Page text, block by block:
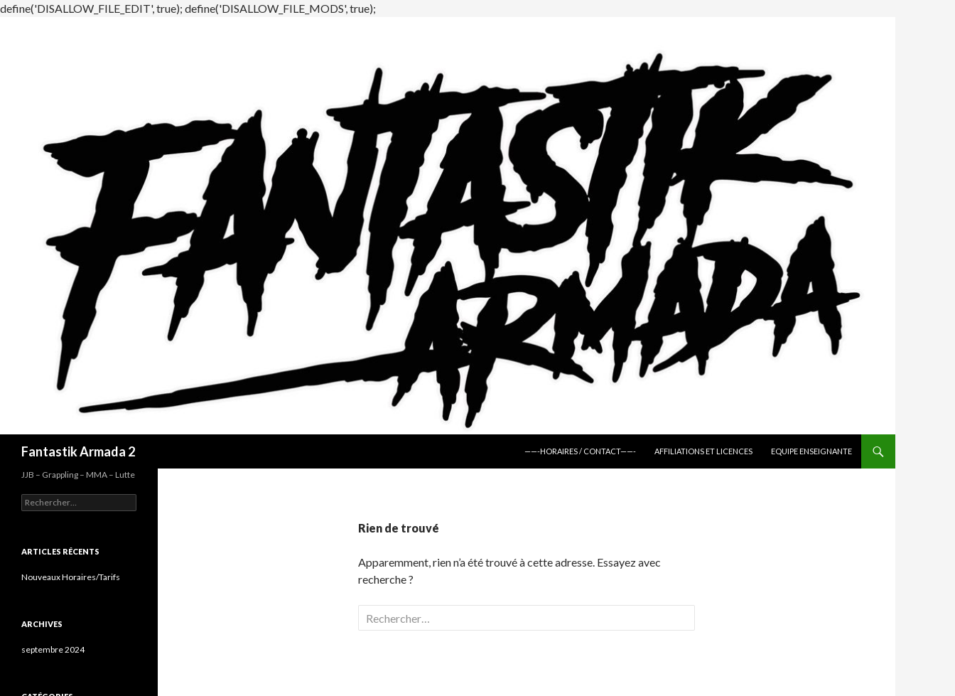
define('DISALLOW_FILE_EDIT', true); define('DISALLOW_FILE_MODS', true);
Fantastik Armada 2
——-HORAIRES / CONTACT——-
AFFILIATIONS ET LICENCES EQUIPE ENSEIGNANTE
Rien de trouvé
Apparemment, rien n’a été trouvé à cette adresse. Essayez avec
recherche ?
Rechercher :
JJB – Grappling – MMA – Lutte
Rechercher :
ARTICLES RÉCENTS
Nouveaux Horaires/Tarifs
ARCHIVES
septembre 2024